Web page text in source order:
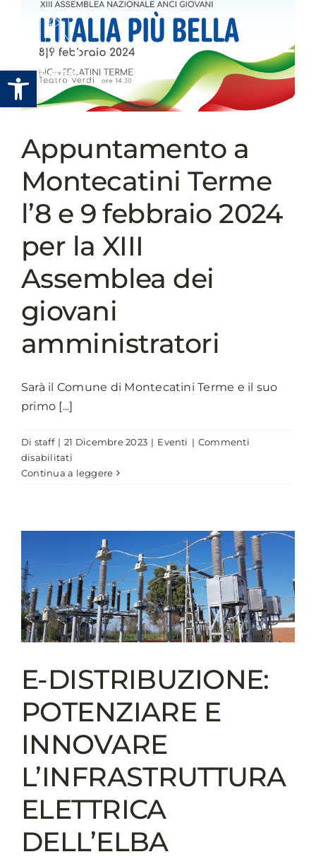
Apri la barra degli strumenti
contenuto
Appuntamento a
Montecatini Terme
l’8 e 9 febbraio 2024
per la XIII
Assemblea dei
giovani
amministratori
Sarà il Comune di Montecatini Terme e il suo
primo [...]
Di staff | 21 Dicembre 2023 | Eventi | Commenti
disabilitatisu
Appuntamento
l’8
febbraio
2024
per
la
XIII
dei
giovani
amministratori
Continua a leggere
E-DISTRIBUZIONE:
POTENZIARE E
INNOVARE
L’INFRASTRUTTURA
ELETTRICA
DELL’ELBA